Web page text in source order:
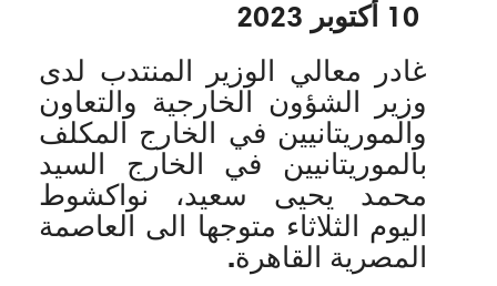
غادر معالي الوزير المنتدب لدى
وزير الشؤون الخارجية والتعاون
والموريتانيين في الخارج المكلف
بالموريتانيين في الخارج السيد
محمد يحيى سعيد، نواكشوط
اليوم الثلاثاء متوجها الى العاصمة
المصرية القاهرة.